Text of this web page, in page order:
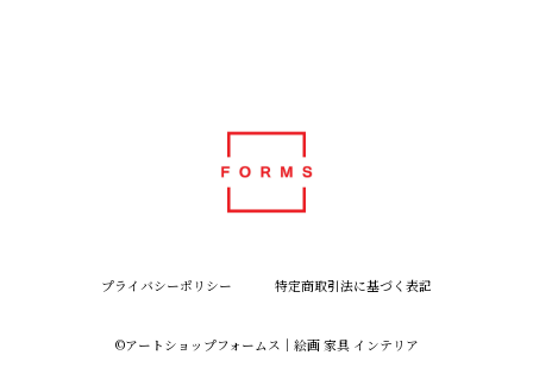
プライバシーポリシー 特定商取引法に基づく表記
©︎アートショップフォームス｜絵画 家具 インテリア